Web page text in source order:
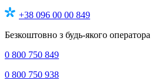
+38 096 00 00 849
Безкоштовно з будь-якого оператора
0 800 750 849
0 800 750 938